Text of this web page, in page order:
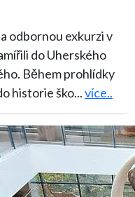
odbornou exkurzi v
Během prohlídky
historie ško...více..